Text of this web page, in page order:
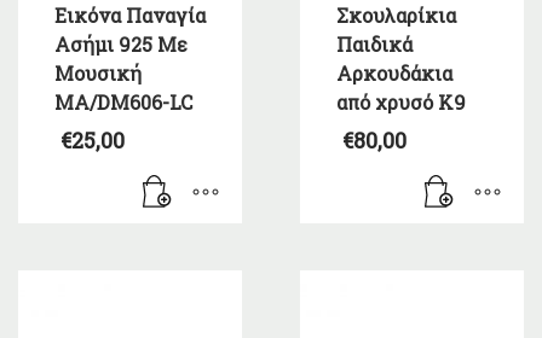
Εικόνα Παναγία
Ασήμι 925 Με
Μουσική
MA/DM606-LC
€25,00
Σκουλαρίκια
Παιδικά
Αρκουδάκια
από χρυσό Κ9
€80,00